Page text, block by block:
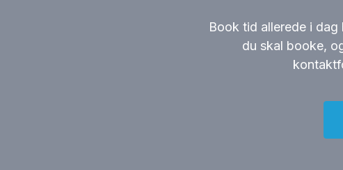
Book tid allerede i
du skal booke,